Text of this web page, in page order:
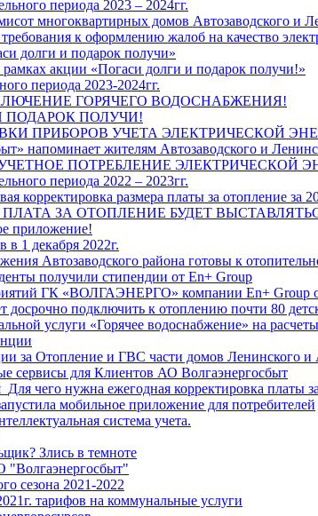
периода 2023 – 2024гг.
многоквартирных домов Автозаводского и
к оформлению жалоб на качество
долги и подарок получи»
акции «Погаси долги и подарок получи!»
периода 2023-2024гг.
ГОРЯЧЕГО ВОДОСНАБЖЕНИЯ!
ПОДАРОК ПОЛУЧИ!
ПРИБОРОВ УЧЕТА ЭЛЕКТРИЧЕСКОЙ
напоминает жителям Автозаводского и
ПОТРЕБЛЕНИЕ ЭЛЕКТРИЧЕСКОЙ
периода 2022 – 2023гг.
размера платы за отопление за
ПЛАТА ЗА ОТОПЛЕНИЕ БУДЕТ
приложение!
1 декабря 2022г.
Автозаводского района готовы к
получили стипендии от En+ Group
ГК «ВОЛГАЭНЕРГО» компании En+ Group
досрочно подключить к отоплению почти 80
услуги «Горячее водоснабжение» на
за Отопление и ГВС части домов Ленинского и
сервисы для Клиентов АО Волгаэнергосбыт
чего нужна ежегодная корректировка платы
мобильное приложение для потребителей
система учета.
Злись в темноте
"Волгаэнергосбыт"
сезона 2021-2022
тарифов на коммунальные услуги